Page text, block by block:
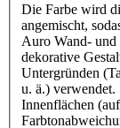
Die Farbe wird
angemischt,
Auro Wand-
dekorative
Untergründen
u. ä.) verwendet.
Innenflächen